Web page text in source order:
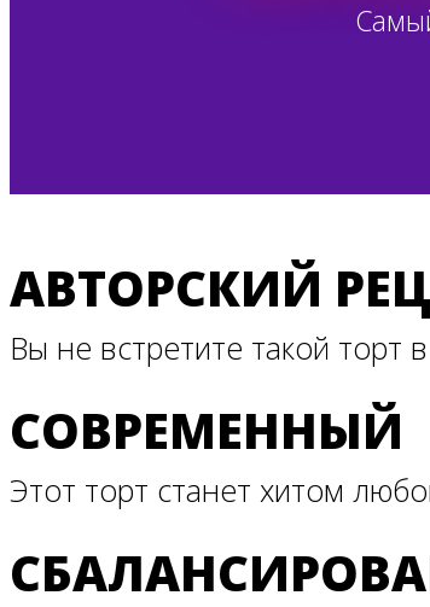
АВТОРСКИЙ
Вы не встретите такой торт
СОВРЕМЕННЫЙ
Этот торт станет хитом